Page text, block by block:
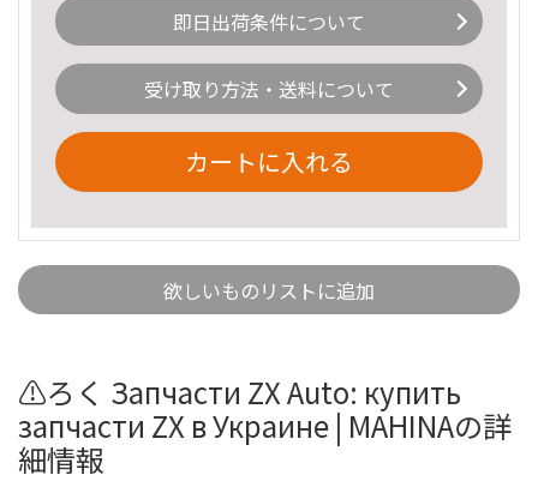
即日出荷条件について
受け取り方法・送料について
カートに入れる
欲しいものリストに追加
⚠️ろく Запчасти ZX Auto: купить
запчасти ZX в Украине | MAHINAの詳
細情報